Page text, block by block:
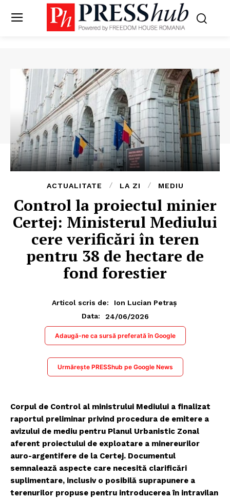
ACTUALITATE LA ZI MEDIU
Control la proiectul minier
Certej: Ministerul Mediului
cere verificări în teren
pentru 38 de hectare de
fond forestier
Articol scris de:
Ion Lucian Petraș
Data:
24/06/2026
Adaugă-ne ca sursă preferată în Google
Urmărește PRESShub pe Google News
Corpul de Control al ministrului Mediului a finalizat
raportul preliminar privind procedura de emitere a
avizului de mediu pentru Planul Urbanistic Zonal
aferent proiectului de exploatare a minereurilor
auro-argentifere de la Certej. Documentul
semnalează aspecte care necesită clarificări
suplimentare, inclusiv o posibilă suprapunere a
terenurilor propuse pentru introducerea în intravilan